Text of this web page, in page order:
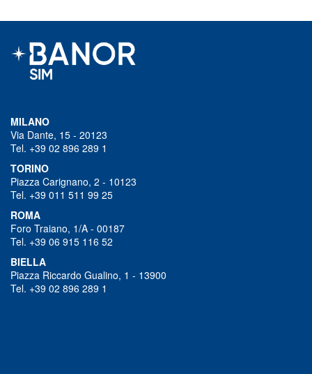
MILANO
Via Dante, 15 - 20123
Tel. +39 02 896 289 1
TORINO
Piazza Carignano, 2 - 10123
Tel. +39 011 511 99 25
ROMA
Foro Traiano, 1/A - 00187
Tel. +39 06 915 116 52
BIELLA
Piazza Riccardo Gualino, 1 - 13900
Tel. +39 02 896 289 1